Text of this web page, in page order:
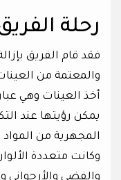
رحلة
فقد قام الفريق
والمعتمة من
أخذ العينات وهي
المجهرية من
وكانت متعددة
والفضي والأرجواني